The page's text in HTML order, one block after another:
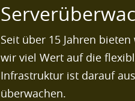
Seit über 15 Jahren
wir viel Wert auf die
Infrastruktur ist darauf
überwachen.